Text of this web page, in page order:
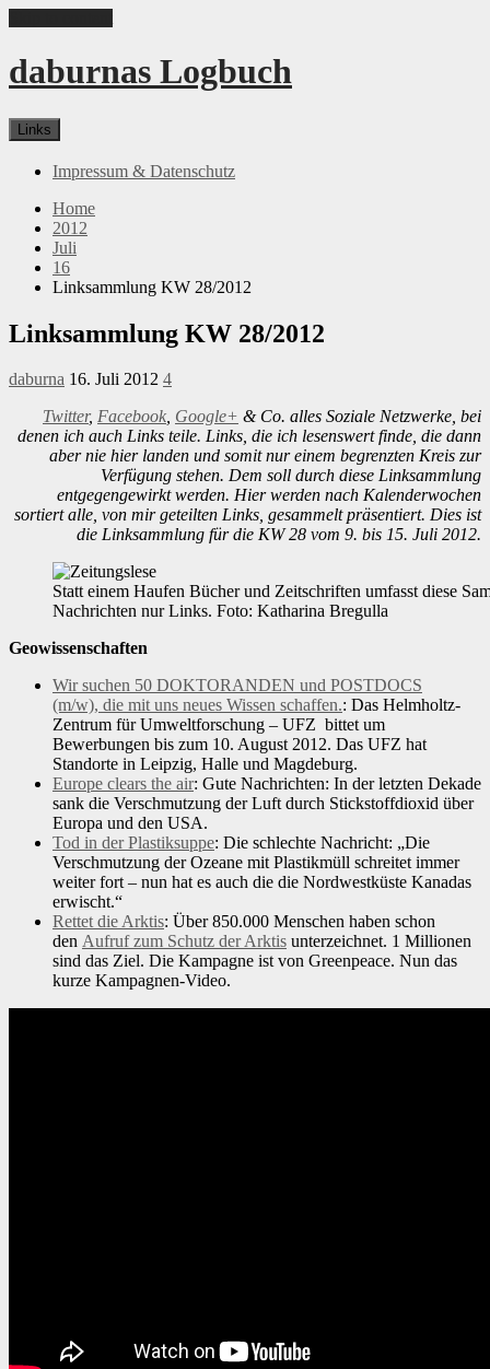
daburnas Logbuch
Links
Impressum & Datenschutz
Home
2012
Juli
16
Linksammlung KW 28/2012
Linksammlung KW 28/2012
daburna 16. Juli 2012 4
Twitter, Facebook, Google+ & Co. alles Soziale Netzwerke, bei
denen ich auch Links teile. Links, die ich lesenswert finde, die dann
aber nie hier landen und somit nur einem begrenzten Kreis zur
Verfügung stehen. Dem soll durch diese Linksammlung
entgegengewirkt werden. Hier werden nach Kalenderwochen
sortiert alle, von mir geteilten Links, gesammelt präsentiert. Dies ist
die Linksammlung für die KW 28 vom 9. bis 15. Juli 2012.
Statt einem Haufen Bücher und Zeitschriften umfasst diese
Nachrichten nur Links. Foto: Katharina Bregulla
Geowissenschaften
Wir suchen 50 DOKTORANDEN und POSTDOCS
(m/w), die mit uns neues Wissen schaffen.: Das Helmholtz-
Zentrum für Umweltforschung – UFZ bittet um
Bewerbungen bis zum 10. August 2012. Das UFZ hat
Standorte in Leipzig, Halle und Magdeburg.
Europe clears the air: Gute Nachrichten: In der letzten Dekade
sank die Verschmutzung der Luft durch Stickstoffdioxid über
Europa und den USA.
Tod in der Plastiksuppe: Die schlechte Nachricht: „Die
Verschmutzung der Ozeane mit Plastikmüll schreitet immer
weiter fort – nun hat es auch die die Nordwestküste Kanadas
erwischt.“
Rettet die Arktis: Über 850.000 Menschen haben schon
den Aufruf zum Schutz der Arktis unterzeichnet. 1 Millionen
sind das Ziel. Die Kampagne ist von Greenpeace. Nun das
kurze Kampagnen-Video.